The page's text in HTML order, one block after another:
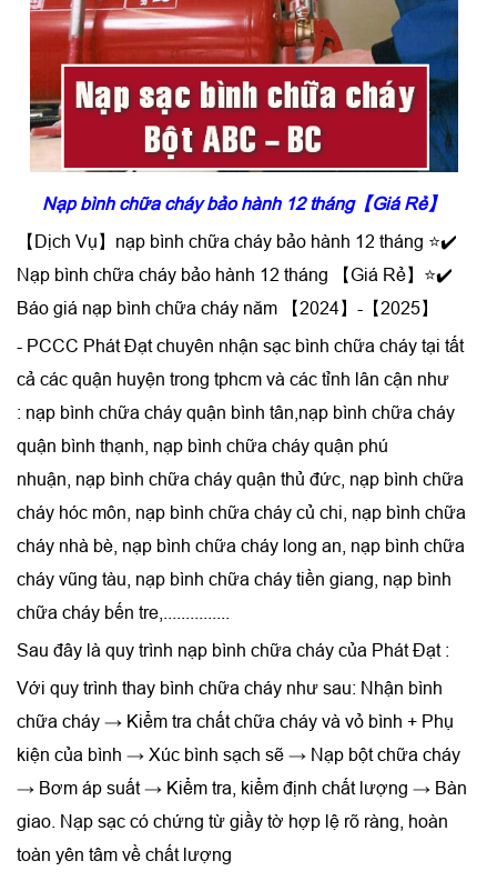
Nạp bình chữa cháy bảo hành 12 tháng【Giá Rẻ】
【Dịch Vụ】nạp bình chữa cháy bảo hành 12 tháng ⭐✔️
Nạp bình chữa cháy bảo hành 12 tháng 【Giá Rẻ】⭐✔️
Báo giá nạp bình chữa cháy năm 【2024】-【2025】
- PCCC Phát Đạt chuyên nhận sạc bình chữa cháy tại tất
cả các quận huyện trong tphcm và các tỉnh lân cận như
: nạp bình chữa cháy quận bình tân nạp bình chữa cháy
quận bình thạnh nạp bình chữa cháy quận phú
nhuận nạp bình chữa cháy quận thủ đức nạp bình chữa
cháy hóc môn nạp bình chữa cháy củ chi nạp bình chữa
cháy nhà bè, nạp bình chữa cháy long an nạp bình chữa
cháy vũng tàu nạp bình chữa cháy tiền giang nạp bình
chữa cháy bến tre
Sau đây là quy trình nạp bình chữa cháy của Phát Đạt :
Với quy trình thay bình chữa cháy như sau: Nhận bình
chữa cháy → Kiểm tra chất chữa cháy và vỏ bình + Phụ
kiện của bình → Xúc bình sạch sẽ → Nạp bột chữa cháy
→ Bơm áp suất → Kiểm tra, kiểm định chất lượng → Bàn
giao. Nạp sạc có chứng từ giầy tờ hợp lệ rõ ràng, hoàn
toàn yên tâm về chất lượng